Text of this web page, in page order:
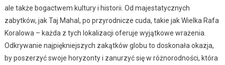
ale także bogactwem kultury i historii. Od majestatycznych
zabytków, jak Taj Mahal, po przyrodnicze cuda, takie jak Wielka Rafa
Koralowa – każda z tych lokalizacji oferuje wyjątkowe wrażenia.
Odkrywanie najpiękniejszych zakątków globu to doskonała okazja,
by poszerzyć swoje horyzonty i zanurzyć się w różnorodności, która